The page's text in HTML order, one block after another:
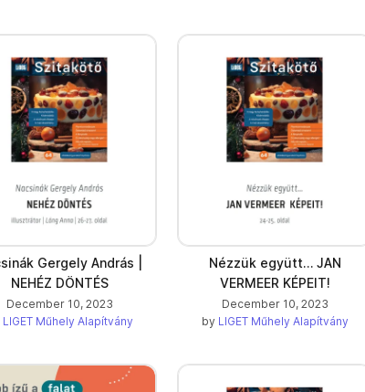
Gergely András |
NEHÉZ DÖNTÉS
December 10, 2023
LIGET Műhely Alapítvány
Nézzük együtt… JAN
VERMEER KÉPEIT!
December 10, 2023
by LIGET Műhely Alapítvány